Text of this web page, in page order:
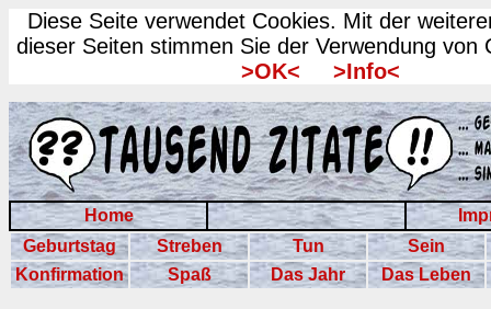
Diese Seite verwendet Cookies. Mit der
dieser Seiten stimmen Sie der Verwendung von
>OK<
>Info<
Home
Geburtstag
Streben Tun
Sein
Konfirmation
Spaß Das Jahr Das Leben